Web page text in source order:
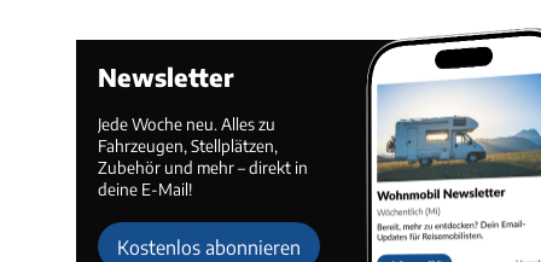
Newsletter
Jede Woche neu. Alles zu
Fahrzeugen, Stellplätzen,
Zubehör und mehr – direkt in
deine E-Mail!
Kostenlos abonnieren